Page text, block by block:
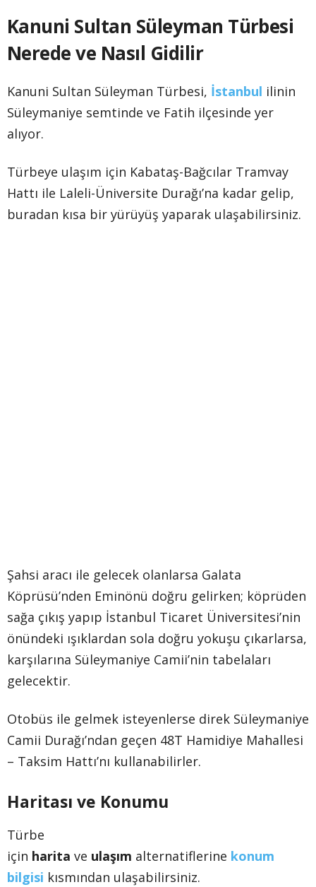
Kanuni Sultan Süleyman Türbesi
Nerede ve Nasıl Gidilir
Kanuni Sultan Süleyman Türbesi, İstanbul ilinin
Süleymaniye semtinde ve Fatih ilçesinde yer
alıyor.
Türbeye ulaşım için Kabataş-Bağcılar Tramvay
Hattı ile Laleli-Üniversite Durağı’na kadar gelip,
buradan kısa bir yürüyüş yaparak ulaşabilirsiniz.
Şahsi aracı ile gelecek olanlarsa Galata
Köprüsü’nden Eminönü doğru gelirken; köprüden
sağa çıkış yapıp İstanbul Ticaret Üniversitesi’nin
önündeki ışıklardan sola doğru yokuşu çıkarlarsa,
karşılarına Süleymaniye Camii’nin tabelaları
gelecektir.
Otobüs ile gelmek isteyenlerse direk Süleymaniye
Camii Durağı’ndan geçen 48T Hamidiye Mahallesi
– Taksim Hattı’nı kullanabilirler.
Haritası ve Konumu
Türbe
için harita ve ulaşım alternatiflerine konum
bilgisi kısmından ulaşabilirsiniz.